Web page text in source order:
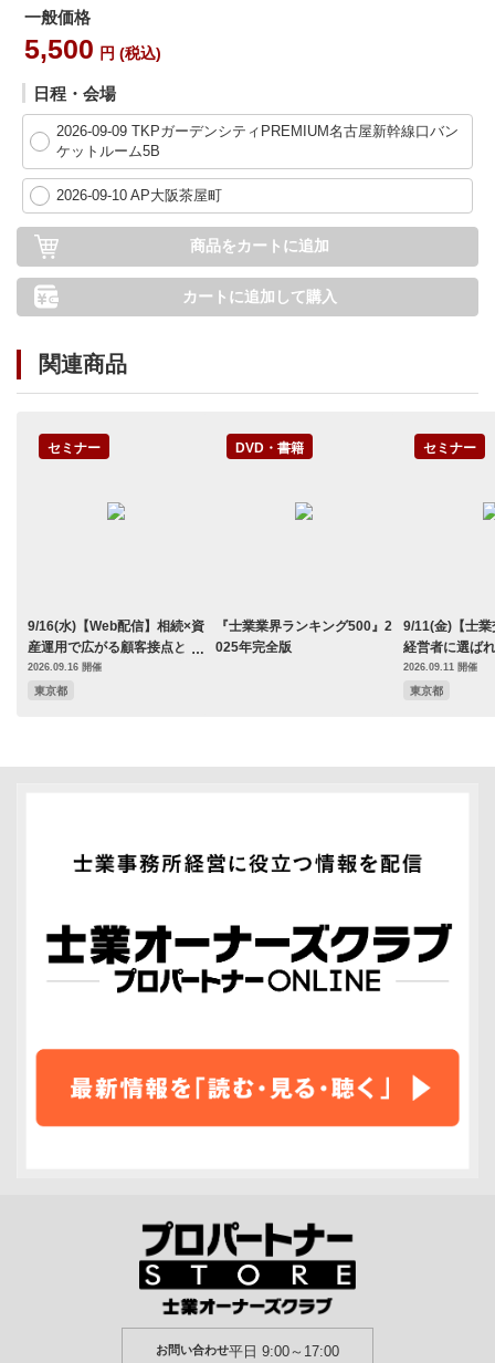
一般価格
5,500 円 (税込)
日程・会場
2026-09-09 TKPガーデンシティPREMIUM名古屋新幹線口バン
ケットルーム5B
2026-09-10 AP大阪茶屋町
商品をカートに追加
カートに追加して購入
関連商品
セミナー
9/16(水)【Web配信】相続×資
産運用で広がる顧客接点と支
援の可能性
2026.09.16 開催
東京都
DVD・書籍
『士業業界ランキング500』2
025年完全版
セミナー
9/11(金)【士
経営者に選ば
士業連携の新
2026.09.11 開催
東京都
お問い合わせ平日 9:00～17:00